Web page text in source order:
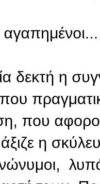
αγαπημένοι...
δεκτή η
που
η